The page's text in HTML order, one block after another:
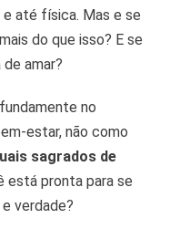
até física. Mas e se
do que isso? E se
amar?
no
estar, não como
sagrados de
está pronta para se
verdade?